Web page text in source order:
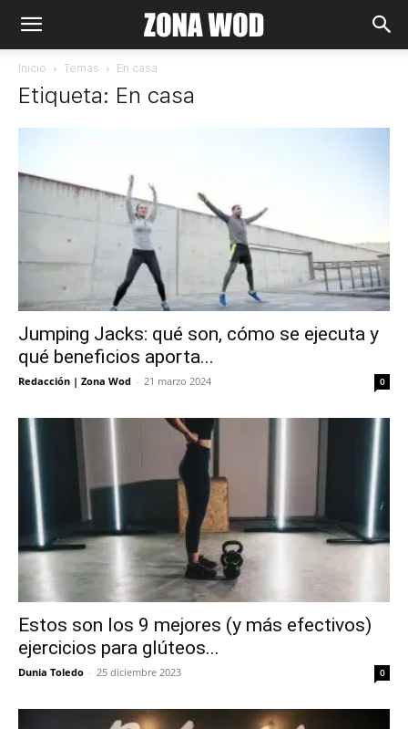
Inicio Temas En casa
Etiqueta: En casa
Jumping Jacks: qué son, cómo se ejecuta y
qué beneficios aporta...
Redacción | Zona Wod - 21 marzo 2024 0
Estos son los 9 mejores (y más efectivos)
ejercicios para glúteos...
Dunia Toledo - 25 diciembre 2023 0